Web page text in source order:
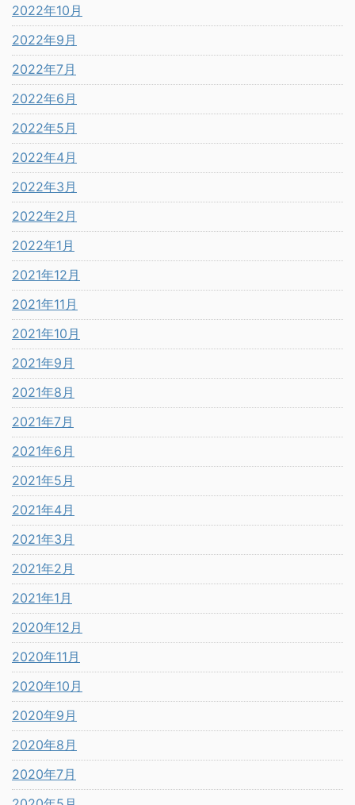
2022年10月
2022年9月
2022年7月
2022年6月
2022年5月
2022年4月
2022年3月
2022年2月
2022年1月
2021年12月
2021年11月
2021年10月
2021年9月
2021年8月
2021年7月
2021年6月
2021年5月
2021年4月
2021年3月
2021年2月
2021年1月
2020年12月
2020年11月
2020年10月
2020年9月
2020年8月
2020年7月